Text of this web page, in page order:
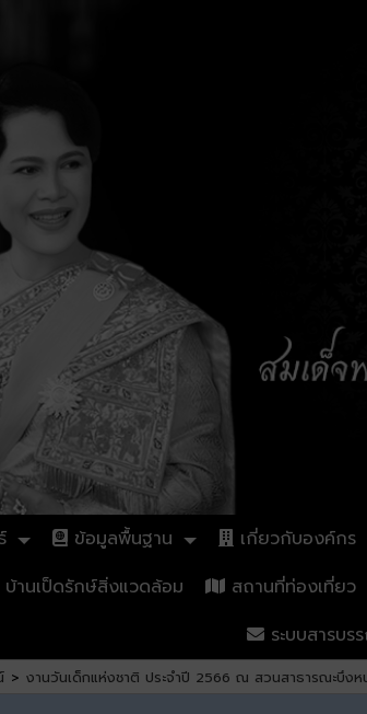
ข้อมูลพื้นฐาน เกี่ยวกับองค์กร
บ้านเป็ดรักษ์สิ่งแวดล้อม สถานที่ท่องเที่ยว
ระบบสารบร
> งานวันเด็กแห่งชาติ ประจำปี 2566 ณ สวนสาธารณะบึงห